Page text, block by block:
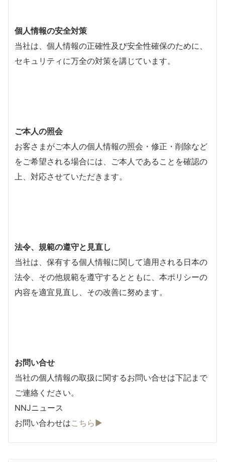
個人情報の安全対策
当社は、個人情報の正確性及び安全性確保のために、
セキュリティに万全の対策を講じています。
ご本人の照会
お客さまがご本人の個人情報の照会・修正・削除など
をご希望される場合には、ご本人であることを確認の
上、対応させていただきます。
法令、規範の遵守と見直し
当社は、保有する個人情報に関して適用される日本の
法令、その他規範を遵守するとともに、本ポリシーの
内容を適宜見直し、その改善に努めます。
お問い合せ
当社の個人情報の取扱に関するお問い合せは下記まで
ご連絡ください。
NNJニュース
お問い合わせはこちら▶